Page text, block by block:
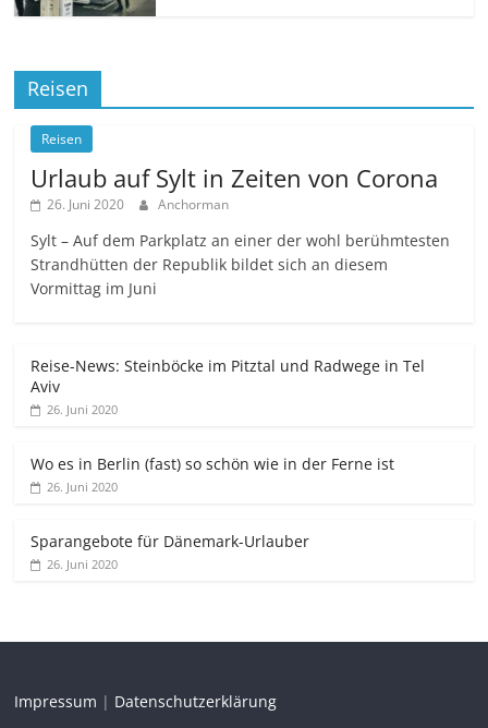
Reisen
Reisen
Urlaub auf Sylt in Zeiten von Corona
26. Juni 2020 Anchorman
Sylt – Auf dem Parkplatz an einer der wohl berühmtesten
Strandhütten der Republik bildet sich an diesem
Vormittag im Juni
Reise-News: Steinböcke im Pitztal und Radwege in Tel
Aviv
26. Juni 2020
Wo es in Berlin (fast) so schön wie in der Ferne ist
26. Juni 2020
Sparangebote für Dänemark-Urlauber
26. Juni 2020
Impressum | Datenschutzerklärung